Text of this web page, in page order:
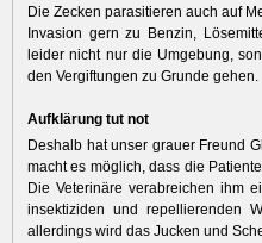
Die Zecken parasitieren auch auf
Invasion gern zu Benzin,
leider nicht nur die Umgebung,
den Vergiftungen zu Grunde gehen.
Aufklärung tut not
Deshalb hat unser grauer Freund
macht es möglich, dass die
Die Veterinäre verabreichen ihm
insektiziden und repellierenden
allerdings wird das Jucken und